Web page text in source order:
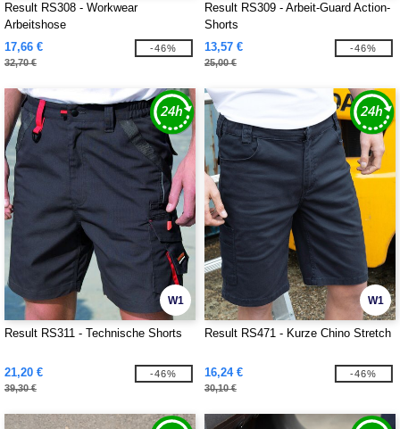
Result RS308 - Workwear
Arbeitshose
17,66 €
32,70 €
-46%
Result RS309 - Arbeit-Guard Action-
Shorts
13,57 €
25,00 €
-46%
W1
Result RS311 - Technische Shorts
21,20 €
39,30 €
-46%
W1
Result RS471 - Kurze Chino Stretch
16,24 €
30,10 €
-46%